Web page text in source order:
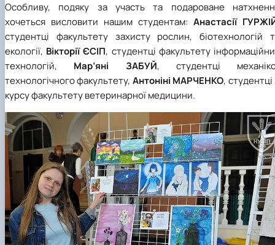
Особливу, подяку за участь та подароване
хочеться висловити нашим студентам: Анастасії
студентці факультету захисту рослин, біотехнологій
екології, Вікторії ЄСІП, студентці факультету
технологій, Мар’яні ЗАБУЙ, студентці
технологічного факультету, Антоніні МАРЧЕНКО, студентці
курсу факультету ветеринарної медицини.